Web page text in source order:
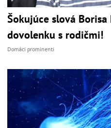
Šokujúce slová Borisa
dovolenku s rodičmi!
Domáci prominenti